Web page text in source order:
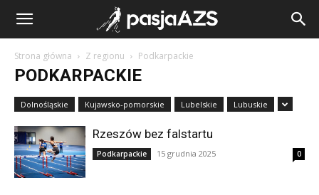
Strona główna Z regionu Podkarpackie
PODKARPACKIE
Dolnośląskie Kujawsko-pomorskie Lubelskie Lubuskie
Rzeszów bez falstartu
Podkarpackie 15 grudnia 2025 0